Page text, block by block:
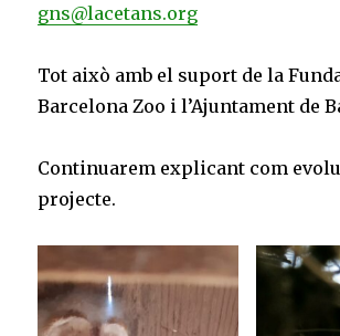
gns@lacetans.org
Tot això amb el suport de la
Barcelona Zoo i l’Ajuntament de
Continuarem explicant com
projecte.